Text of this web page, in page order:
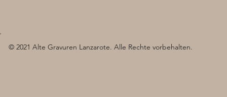
© 2021 Alte Gravuren Lanzarote. Alle Rechte vorbehalten.